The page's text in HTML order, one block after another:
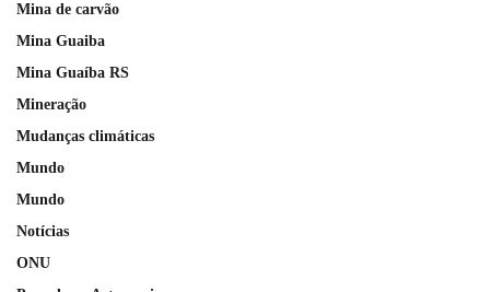
Mina de carvão
Mina Guaiba
Mina Guaíba RS
Mineração
Mudanças climáticas
Mundo
Mundo
Notícias
ONU